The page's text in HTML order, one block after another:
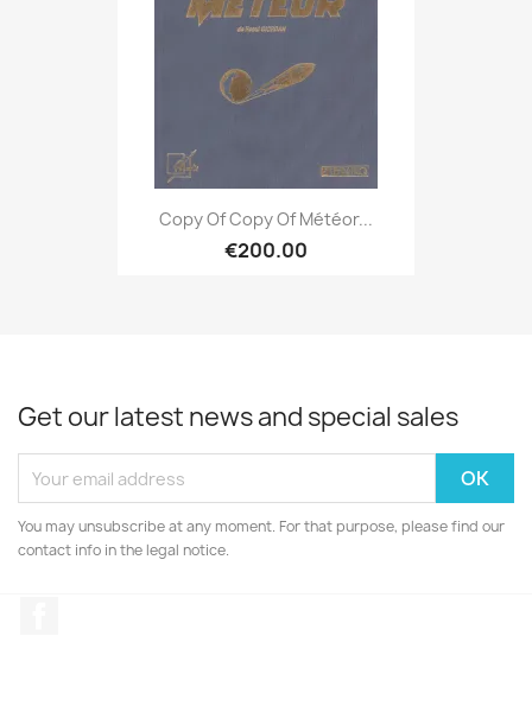
Copy Of Copy Of Météor...
€200.00
Get our latest news and special sales
You may unsubscribe at any moment. For that purpose, please find our
contact info in the legal notice.